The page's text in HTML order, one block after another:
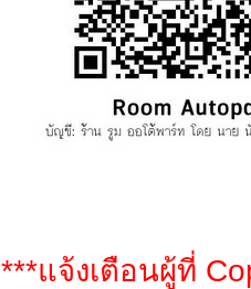
***แจ้งเตือนผู้ที่